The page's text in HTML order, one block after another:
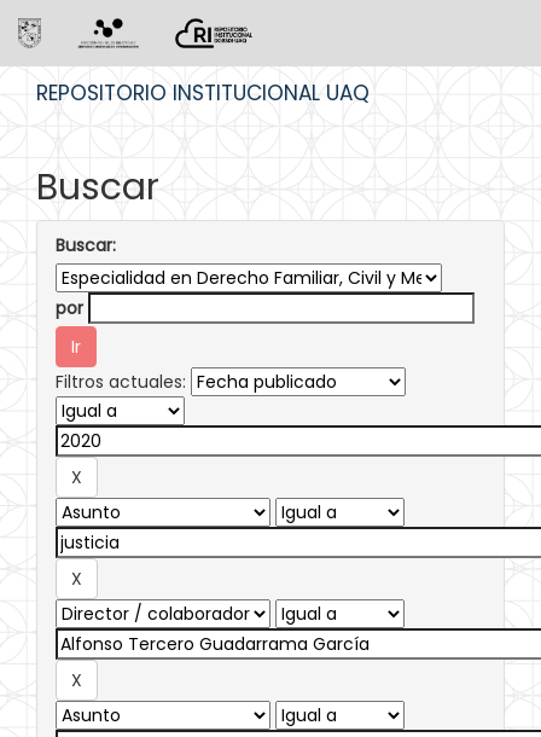
REPOSITORIO INSTITUCIONAL UAQ
Buscar
Buscar:
por
Filtros actuales: